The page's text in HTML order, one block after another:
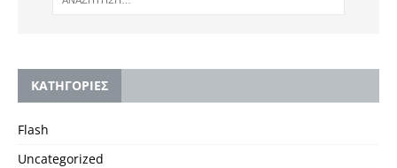
KΑΤΗΓΟΡΙΕΣ
Flash
Uncategorized